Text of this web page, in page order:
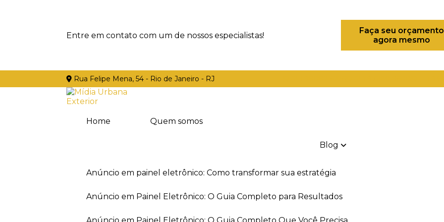
Entre em contato com um de nossos especialistas!
Faça seu orçamento
agora mesmo
Rua Felipe Mena, 54 - Rio de Janeiro - RJ
Home Quem somos
Blog
Anúncio em painel eletrônico: Como transformar sua estratégia
Anúncio em Painel Eletrônico: O Guia Completo para Resultados